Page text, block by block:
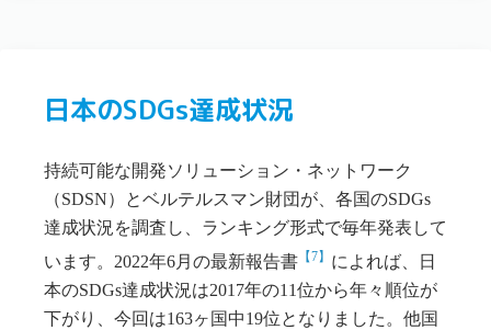
日本のSDGs達成状況
持続可能な開発ソリューション・ネットワーク
（SDSN）とベルテルスマン財団が、各国のSDGs
達成状況を調査し、ランキング形式で毎年発表して
います。2022年6月の最新報告書 【7】 によれば、日
本のSDGs達成状況は2017年の11位から年々順位が
下がり、今回は163ヶ国中19位となりました。他国